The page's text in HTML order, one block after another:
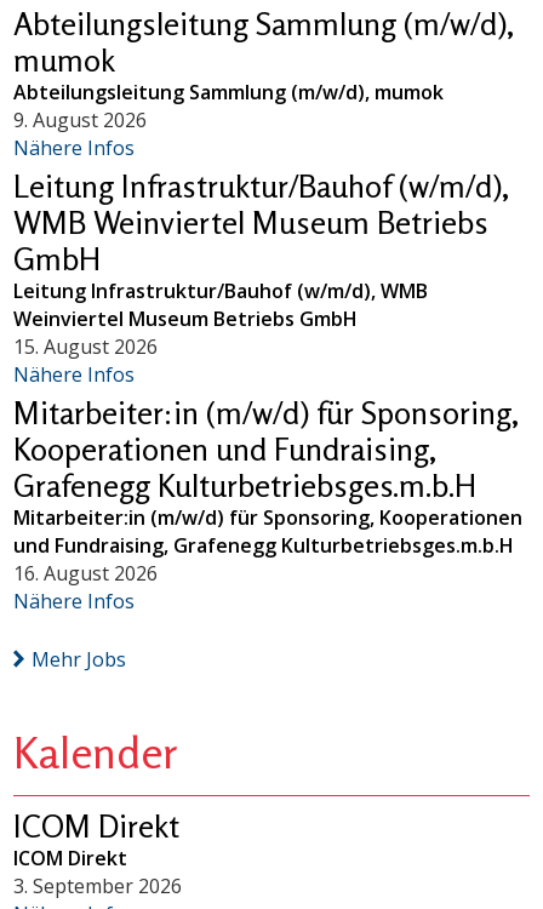
Abteilungsleitung Sammlung (m/w/d),
mumok
Abteilungsleitung Sammlung (m/w/d), mumok
9. August 2026
Nähere Infos
Leitung Infrastruktur/Bauhof (w/m/d),
WMB Weinviertel Museum Betriebs
GmbH
Leitung Infrastruktur/Bauhof (w/m/d), WMB
Weinviertel Museum Betriebs GmbH
15. August 2026
Nähere Infos
Mitarbeiter:in (m/w/d) für Sponsoring,
Kooperationen und Fundraising,
Grafenegg Kulturbetriebsges.m.b.H
Mitarbeiter:in (m/w/d) für Sponsoring, Kooperationen
und Fundraising, Grafenegg Kulturbetriebsges.m.b.H
16. August 2026
Nähere Infos
Mehr Jobs
Kalender
ICOM Direkt
ICOM Direkt
3. September 2026